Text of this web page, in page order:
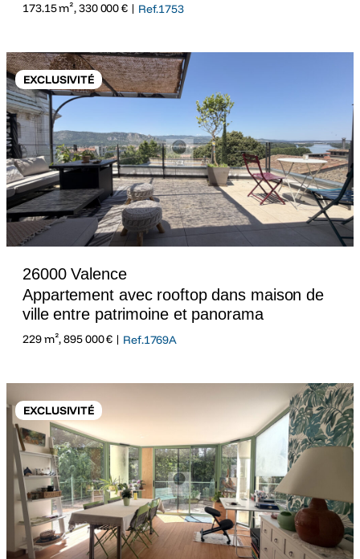
173.15 m², 330 000 € | Ref.1753
EXCLUSIVITÉ
26000 Valence
Appartement avec rooftop dans maison de
ville entre patrimoine et panorama
229 m², 895 000 € | Ref.1769A
EXCLUSIVITÉ